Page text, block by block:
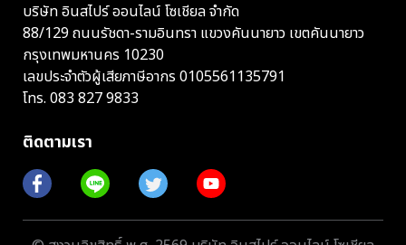
บริษัท อินสไปร์ ออนไลน์ โซเชียล จำกัด
88/129 ถนนรัชดา-รามอินทรา แขวงคันนายาว เขตคันนายาว
กรุงเทพมหานคร 10230
เลขประจำตัวผู้เสียภาษีอากร 0105561135791
โทร. 083 827 9833
ติดตามเรา